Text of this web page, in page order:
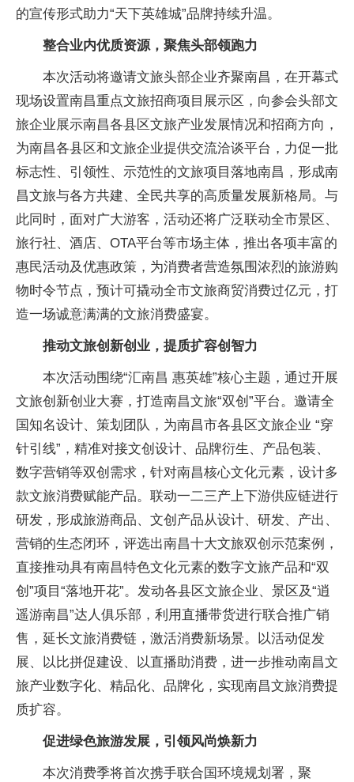
的宣传形式助力“天下英雄城”品牌持续升温。
整合业内优质资源，聚焦头部领跑力
本次活动将邀请文旅头部企业齐聚南昌，在开幕式
现场设置南昌重点文旅招商项目展示区，向参会头部文
旅企业展示南昌各县区文旅产业发展情况和招商方向，
为南昌各县区和文旅企业提供交流洽谈平台，力促一批
标志性、引领性、示范性的文旅项目落地南昌，形成南
昌文旅与各方共建、全民共享的高质量发展新格局。与
此同时，面对广大游客，活动还将广泛联动全市景区、
旅行社、酒店、OTA平台等市场主体，推出各项丰富的
惠民活动及优惠政策，为消费者营造氛围浓烈的旅游购
物时令节点，预计可撬动全市文旅商贸消费过亿元，打
造一场诚意满满的文旅消费盛宴。
推动文旅创新创业，提质扩容创智力
本次活动围绕“汇南昌 惠英雄”核心主题，通过开展
文旅创新创业大赛，打造南昌文旅“双创”平台。邀请全
国知名设计、策划团队，为南昌市各县区文旅企业 “穿
针引线”，精准对接文创设计、品牌衍生、产品包装、
数字营销等双创需求，针对南昌核心文化元素，设计多
款文旅消费赋能产品。联动一二三产上下游供应链进行
研发，形成旅游商品、文创产品从设计、研发、产出、
营销的生态闭环，评选出南昌十大文旅双创示范案例，
直接推动具有南昌特色文化元素的数字文旅产品和“双
创”项目“落地开花”。发动各县区文旅企业、景区及“逍
遥游南昌”达人俱乐部，利用直播带货进行联合推广销
售，延长文旅消费链，激活消费新场景。以活动促发
展、以比拼促建设、以直播助消费，进一步推动南昌文
旅产业数字化、精品化、品牌化，实现南昌文旅消费提
质扩容。
促进绿色旅游发展，引领风尚焕新力
本次消费季将首次携手联合国环境规划署，聚